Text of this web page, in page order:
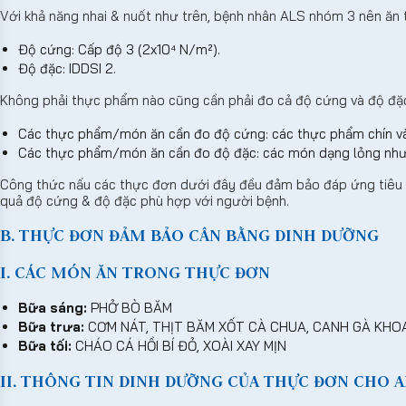
Với khả năng nhai & nuốt như trên, bệnh nhân ALS nhóm 3 nên
Độ cứng: Cấp độ 3 (2x10⁴ N/m²).
Độ đặc: IDDSI 2.
Không phải thực phẩm nào cũng cần phải đo cả độ cứng và độ
Các thực phẩm/món ăn cần đo độ cứng: các thực phẩm chín
Các thực phẩm/món ăn cần đo độ đặc: các món dạng lỏng
Công thức nấu các thực đơn dưới đây đều đảm bảo đáp ứng
quả độ cứng & độ đặc phù hợp với người bệnh.
B. THỰC ĐƠN ĐẢM BẢO CÂN BẰNG DINH DƯỠNG
I. CÁC MÓN ĂN TRONG THỰC ĐƠN
Bữa sáng: PHỞ BÒ BĂM
Bữa trưa: CƠM NÁT, THỊT BĂM XỐT CÀ CHUA, CANH GÀ
Bữa tối: CHÁO CÁ HỒI BÍ ĐỎ, XOÀI XAY MỊN
II. THÔNG TIN DINH DƯỠNG CỦA THỰC ĐƠN CHO